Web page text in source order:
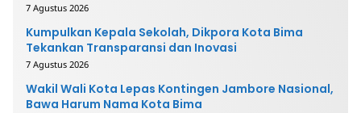
7 Agustus 2026
Kumpulkan Kepala Sekolah, Dikpora Kota Bima
Tekankan Transparansi dan Inovasi
7 Agustus 2026
Wakil Wali Kota Lepas Kontingen Jambore Nasional,
Bawa Harum Nama Kota Bima